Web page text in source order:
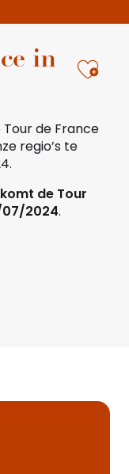
in
de France
regio’s te
de Tour
2024.